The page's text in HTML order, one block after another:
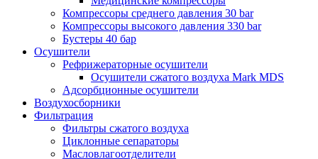
Компрессоры среднего давления 30 bar
Компрессоры высокого давления 330 bar
Бустеры 40 бар
Осушители
Рефрижераторные осушители
Осушители сжатого воздуха Mark MDS
Адсорбционные осушители
Воздухосборники
Фильтрация
Фильтры сжатого воздуха
Циклонные сепараторы
Масловлагоотделители